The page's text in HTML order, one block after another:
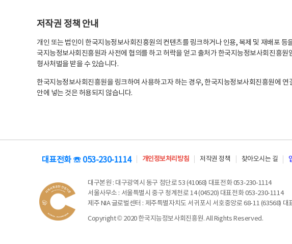
저작권 정책 안내
개인 또는 법인이 한국지능정보사회진흥원의 컨텐츠를 링크하거나 인용, 복제 및 재배포
국지능정보사회진흥원과 사전에 협의를 하고 허락을 얻고 출처가 한국지능정보사회진흥
형사처벌을 받을 수 있습니다.
한국지능정보사회진흥원을 링크하여 사용하고자 하는 경우, 한국지능정보사회진흥원에
안에 넣는 것은 허용되지 않습니다.
대표전화 ☏ 053-230-1114 개인정보처리방침 저작권 정책 찾아오시는 길
대구본원 : 대구광역시 동구 첨단로 53 (41068) 대표전화 053-230-1114
서울사무소 : 서울특별시 중구 청계천로 14 (04520) 대표전화 053-230-1114
제주 NIA 글로벌센터 : 제주특별자치도 서귀포시 서호중앙로 68-11 (63568)
Copyright © 2020 한국지능정보사회진흥원. All Rights Reserved.